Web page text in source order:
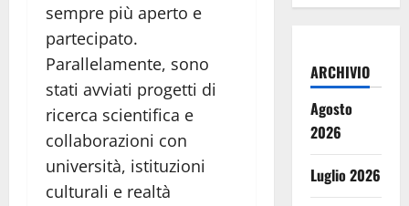
sempre più aperto e
partecipato.
Parallelamente, sono
stati avviati progetti di
ricerca scientifica e
collaborazioni con
università, istituzioni
culturali e realtà
ARCHIVIO
Agosto
2026
Luglio 2026